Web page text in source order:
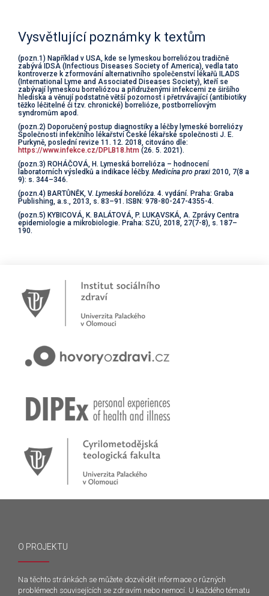
Vysvětlující poznámky k textům
(pozn.1) Například v USA, kde se lymeskou borreliózou tradičně
zabývá IDSA (Infectious Diseases Society of America), vedla tato
kontroverze k zformování alternativního společenství lékařů ILADS
(International Lyme and Associated Diseases Society), kteří se
zabývají lymeskou borreliózou a přidruženými infekcemi ze širšího
hlediska a věnují podstatně větší pozornost i přetrvávající (antibiotiky
těžko léčitelné či tzv. chronické) borrelióze, postborreliovým
syndromům apod.
(pozn.2) Doporučený postup diagnostiky a léčby lymeské borreliózy
Společnosti infekčního lékařství České lékařské společnosti J. E.
Purkyně, poslední revize 11. 12. 2018, citováno dle:
https://www.infekce.cz/DPLB18.htm (26. 5. 2021).
(pozn.3) ROHÁČOVÁ, H. Lymeská borrelióza – hodnocení
laboratorních výsledků a indikace léčby. Medicína pro praxi 2010, 7(8 a
9): s. 344–346.
(pozn.4) BARTŮNĚK, V. Lymeská borelióza. 4. vydání. Praha: Graba
Publishing, a.s., 2013, s. 83–91. ISBN: 978-80-247-4355-4.
(pozn.5) KYBICOVÁ, K. BALÁTOVÁ, P. LUKAVSKÁ, A. Zprávy Centra
epidemiologie a mikrobiologie. Praha: SZÚ, 2018, 27(7-8), s. 187–
190.
O PROJEKTU
Na těchto stránkách se můžete dozvědět informace o různých
problémech souvisejících se zdravím nebo nemocí. U každého tématu